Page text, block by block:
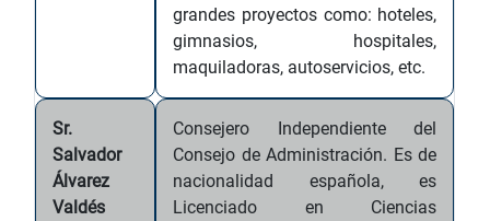
grandes proyectos como: hoteles,
gimnasios, hospitales,
maquiladoras, autoservicios, etc.
Sr.
Salvador
Álvarez
Valdés
Consejero Independiente del
Consejo de Administración. Es de
nacionalidad española, es
Licenciado en Ciencias